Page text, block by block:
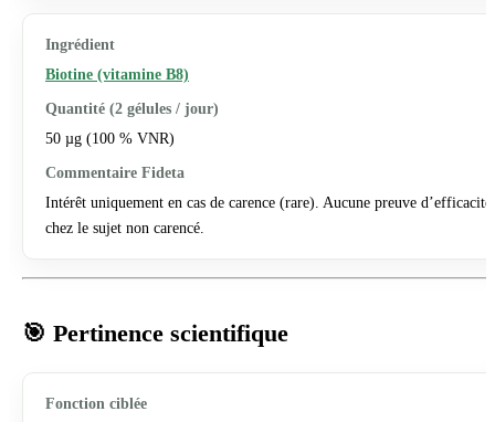
Biotine (vitamine B8)
50 µg (100 % VNR)
Intérêt uniquement en cas de carence (rare). Aucune preuve d’efficacité
chez le sujet non carencé.
🎯 Pertinence scientifique